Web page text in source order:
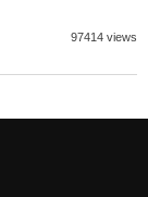
97414 views